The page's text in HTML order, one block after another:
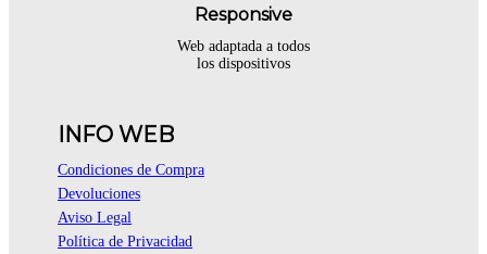
Responsive
Web adaptada a todos
los dispositivos
INFO WEB
Condiciones de Compra
Devoluciones
Aviso Legal
Política de Privacidad